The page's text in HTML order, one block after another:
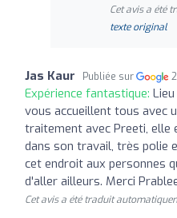
Cet avis a été
texte original
Jas Kaur Publiée sur
Expérience fantastique:
vous accueillent tous avec
traitement avec Preeti, elle
dans son travail, très polie
cet endroit aux personnes
d'aller ailleurs. Merci
Cet avis a été traduit